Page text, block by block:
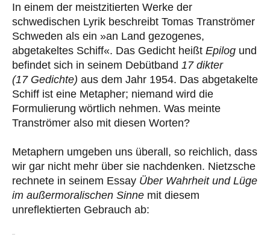
In einem der meistzitierten Werke der
schwedischen Lyrik beschreibt Tomas Tranströmer
Schweden als ein »an Land gezogenes,
abgetakeltes Schiff«. Das Gedicht heißt Epilog und
befindet sich in seinem Debütband 17 dikter
(17 Gedichte) aus dem Jahr 1954. Das abgetakelte
Schiff ist eine Metapher; niemand wird die
Formulierung wörtlich nehmen. Was meinte
Tranströmer also mit diesen Worten?
Metaphern umgeben uns überall, so reichlich, dass
wir gar nicht mehr über sie nachdenken. Nietzsche
rechnete in seinem Essay Über Wahrheit und Lüge
im außermoralischen Sinne mit diesem
unreflektierten Gebrauch ab: